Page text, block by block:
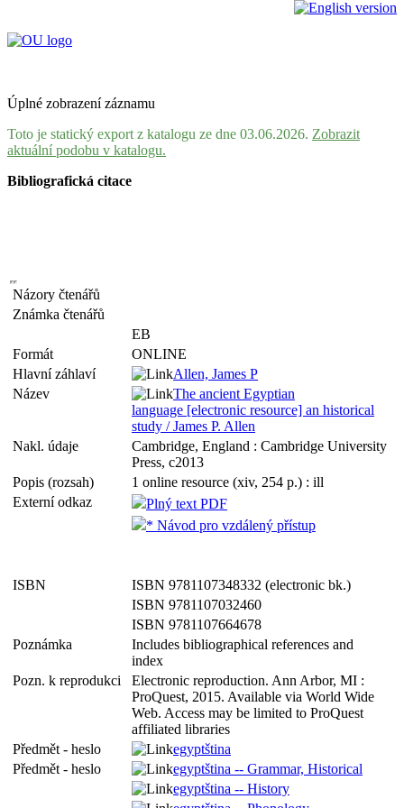
Úplné zobrazení záznamu
Toto je statický export z katalogu ze dne 03.06.2026. Zobrazit
aktuální podobu v katalogu.
Bibliografická citace
Názory čtenářů
Známka čtenářů
EB
Formát
ONLINE
Hlavní záhlaví
Allen, James P
Název
The ancient Egyptian
language [electronic resource] an historical
study / James P. Allen
Nakl. údaje
Cambridge, England : Cambridge University
Press, c2013
Popis (rozsah)
1 online resource (xiv, 254 p.) : ill
Externí odkaz
Plný text PDF
* Návod pro vzdálený přístup
ISBN
ISBN 9781107348332 (electronic bk.)
ISBN 9781107032460
ISBN 9781107664678
Poznámka
Includes bibliographical references and
index
Pozn. k reprodukci
Electronic reproduction. Ann Arbor, MI :
ProQuest, 2015. Available via World Wide
Web. Access may be limited to ProQuest
affiliated libraries
Předmět - heslo
egyptština
Předmět - heslo
egyptština -- Grammar, Historical
egyptština -- History